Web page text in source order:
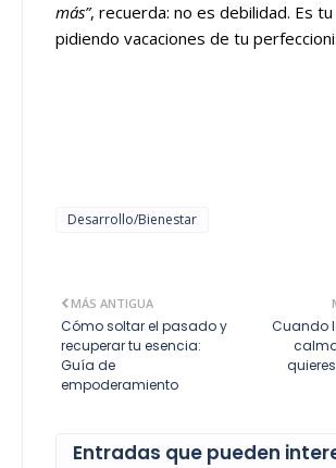
más”, recuerda: no es debilidad. Es
pidiendo vacaciones de tu
Desarrollo/Bienestar
Cuando
MÁS ANTIGUA
Cómo soltar el pasado y
recuperar tu esencia:
Guía de
empoderamiento
Entradas que pueden